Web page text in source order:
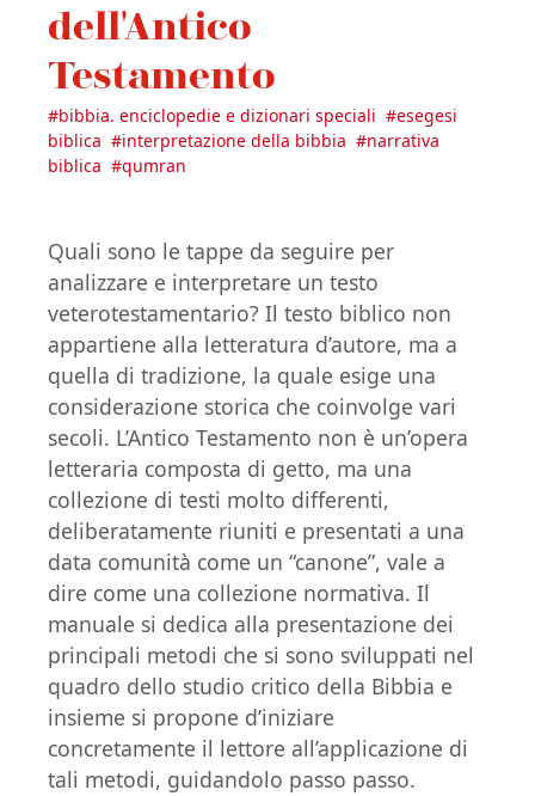
dell'Antico
Testamento
#bibbia. enciclopedie e dizionari speciali #esegesi
biblica #interpretazione della bibbia #narrativa
biblica #qumran
Quali sono le tappe da seguire per
analizzare e interpretare un testo
veterotestamentario? Il testo biblico non
appartiene alla letteratura d’autore, ma a
quella di tradizione, la quale esige una
considerazione storica che coinvolge vari
secoli. L’Antico Testamento non è un’opera
letteraria composta di getto, ma una
collezione di testi molto differenti,
deliberatamente riuniti e presentati a una
data comunità come un “canone”, vale a
dire come una collezione normativa. Il
manuale si dedica alla presentazione dei
principali metodi che si sono sviluppati nel
quadro dello studio critico della Bibbia e
insieme si propone d’iniziare
concretamente il lettore all’applicazione di
tali metodi, guidandolo passo passo.